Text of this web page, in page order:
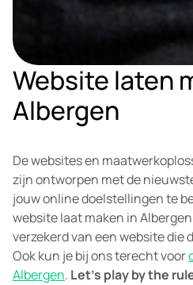
Website laten
Albergen
De websites en
zijn ontworpen met de
jouw online doelstellingen te
website laat maken in
verzekerd van een website
Ook kun je bij ons terecht voor
Albergen. Let’s play by the